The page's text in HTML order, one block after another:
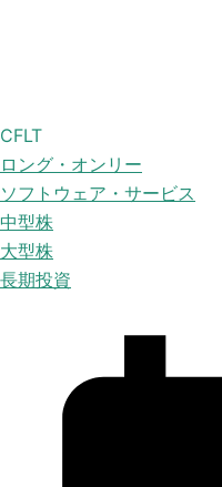
CFLT
ロング・オンリー
ソフトウェア・サービス
中型株
大型株
長期投資